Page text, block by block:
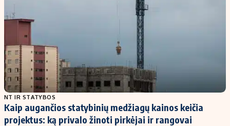
NT IR STATYBOS
Kaip augančios statybinių medžiagų kainos keičia
projektus: ką privalo žinoti pirkėjai ir rangovai